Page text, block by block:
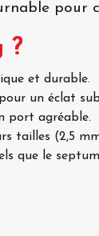
pour
?
et durable.
un éclat
port agréable.
tailles (2,5
que le